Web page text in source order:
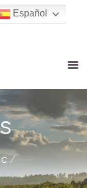
Español